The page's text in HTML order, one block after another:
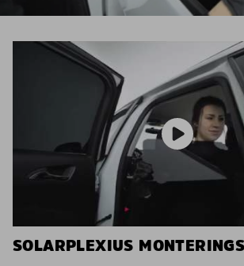
SOLARPLEXIUS